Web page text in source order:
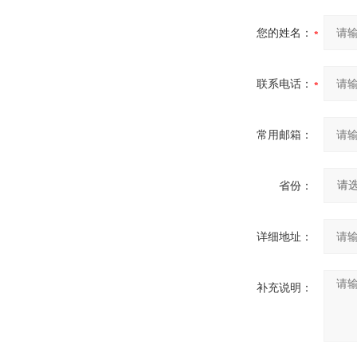
您的姓名：
联系电话：
常用邮箱：
省份：
详细地址：
补充说明：